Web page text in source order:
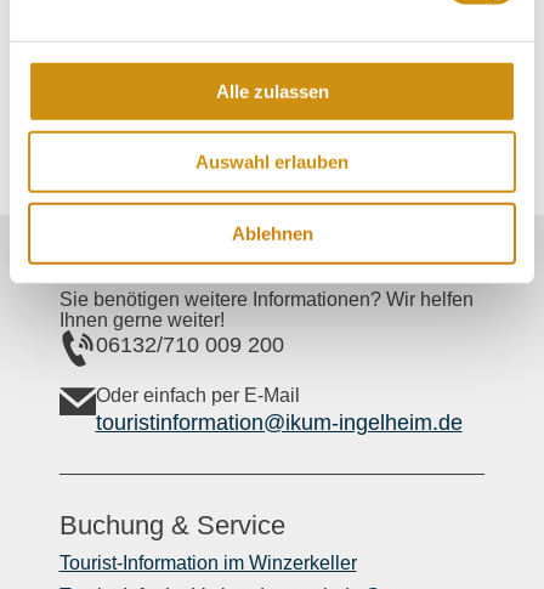
Alle zulassen
Auswahl erlauben
Ablehnen
Unser Servicekontakt:
Sie benötigen weitere Informationen? Wir helfen
Ihnen gerne weiter!
06132/710 009 200
Oder einfach per E-Mail
touristinformation@ikum-ingelheim.de
Buchung & Service
Tourist-Information im Winzerkeller